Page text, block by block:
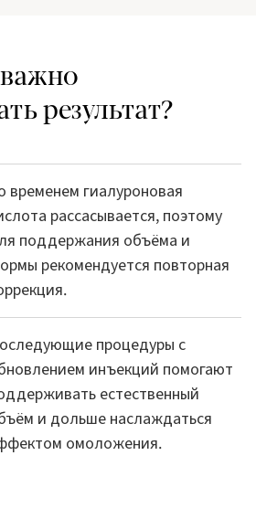
результат?
временем гиалуроновая
рассасывается, поэтому
поддержания объёма и
рекомендуется повторная
процедуры с
инъекций помогают
естественный
и дольше наслаждаться
омоложения.